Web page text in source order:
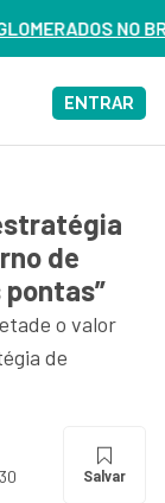
NO BRASIL?
ENTRAR
de
pontas”
o valor
de
Salvar